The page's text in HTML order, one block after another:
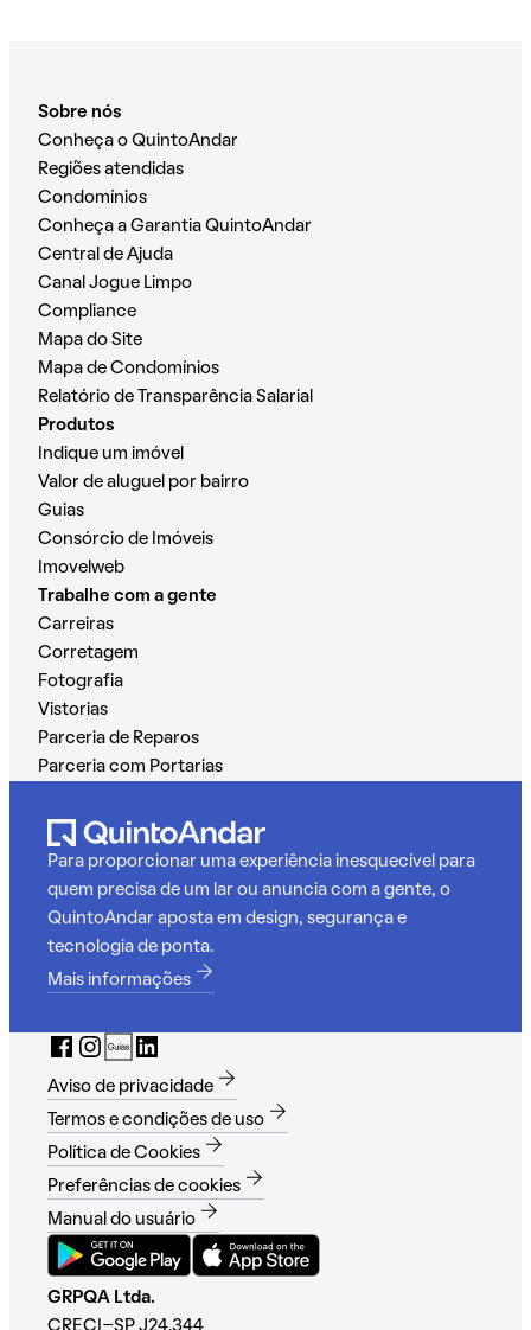
Sobre nós
Conheça o QuintoAndar
Regiões atendidas
Condomínios
Conheça a Garantia QuintoAndar
Central de Ajuda
Canal Jogue Limpo
Compliance
Mapa do Site
Mapa de Condomínios
Relatório de Transparência Salarial
Produtos
Indique um imóvel
Valor de aluguel por bairro
Guias
Consórcio de Imóveis
Imovelweb
Trabalhe com a gente
Carreiras
Corretagem
Fotografia
Vistorias
Parceria de Reparos
Parceria com Portarias
Para proporcionar uma experiência inesquecível para
quem precisa de um lar ou anuncia com a gente, o
QuintoAndar aposta em design, segurança e
tecnologia de ponta.
Mais informações
Aviso de privacidade
Termos e condições de uso
Política de Cookies
Preferências de cookies
Manual do usuário
GRPQA Ltda.